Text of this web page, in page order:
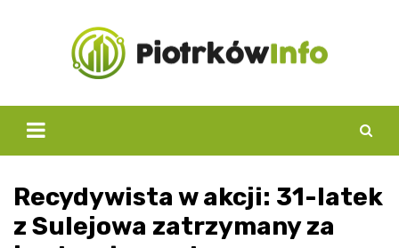
Recydywista w akcji: 31-latek
z Sulejowa zatrzymany za